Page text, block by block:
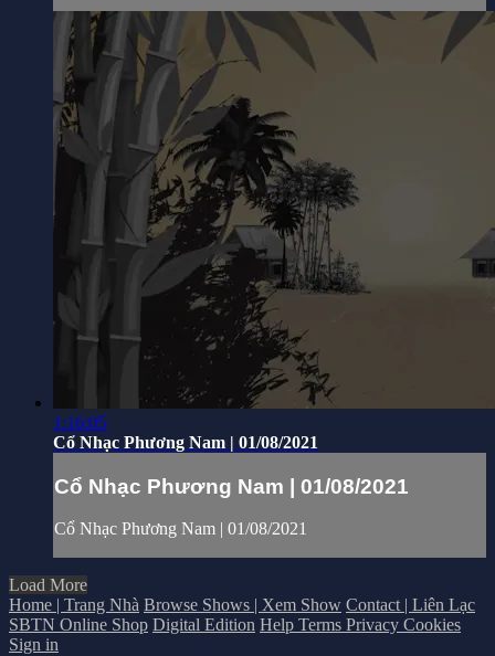
1:16:05
Cổ Nhạc Phương Nam | 01/08/2021
Cổ Nhạc Phương Nam | 01/08/2021
Cổ Nhạc Phương Nam | 01/08/2021
Load More
Home | Trang Nhà Browse Shows | Xem Show Contact | Liên Lạc
SBTN Online Shop Digital Edition Help Terms Privacy Cookies
Sign in